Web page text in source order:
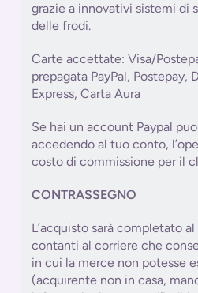
grazie a innovativi sistemi di
delle frodi.
Carte accettate: Visa/
prepagata PayPal, Postepay,
Express, Carta Aura
Se hai un account Paypal
accedendo al tuo conto,
costo di commissione per il
CONTRASSEGNO
L’acquisto sarà completato
contanti al corriere che
in cui la merce non potesse
(acquirente non in casa,